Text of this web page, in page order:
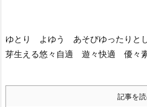
ゆとり よゆう あそびゆったりと
芽生える悠々自適 遊々快適 優々素
記事を